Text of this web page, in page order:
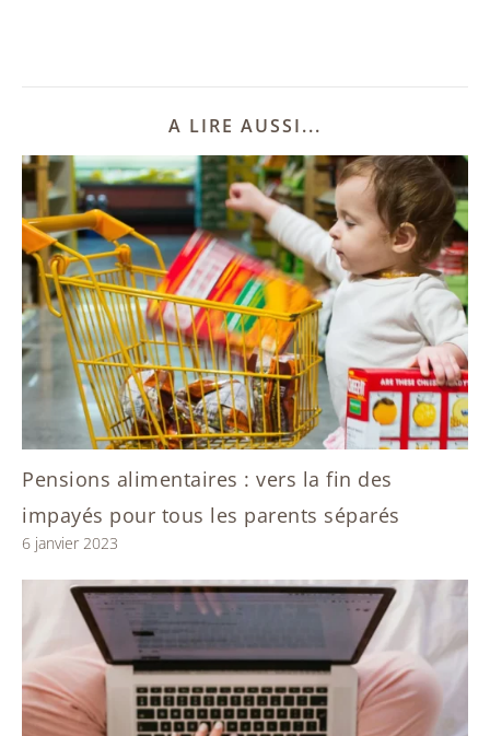
A LIRE AUSSI...
Pensions alimentaires : vers la fin des
impayés pour tous les parents séparés
6 janvier 2023